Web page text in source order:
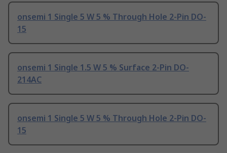
onsemi 1 Single 5 W 5 % Through Hole 2-Pin DO-
15
onsemi 1 Single 1.5 W 5 % Surface 2-Pin DO-
214AC
onsemi 1 Single 5 W 5 % Through Hole 2-Pin DO-
15